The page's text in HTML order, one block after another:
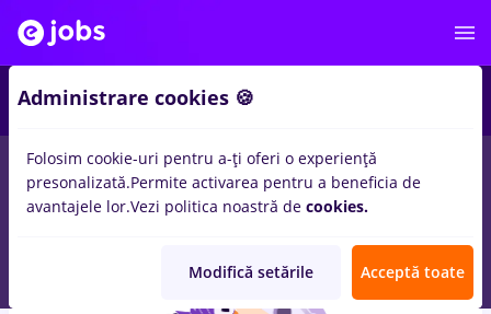
locuri de muncacu salarii Full time inTimisoara
StudentinBanci
Administrare cookies 🍪
Folosim cookie-uri pentru a-ți oferi o experiență
presonalizată.Permite activarea pentru a beneficia de
avantajele lor.Vezi politica noastră de cookies.
Modifică setările Acceptă toate